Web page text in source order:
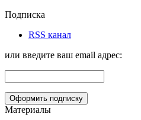
Подписка
RSS канал
или введите ваш email адрес:
Материалы